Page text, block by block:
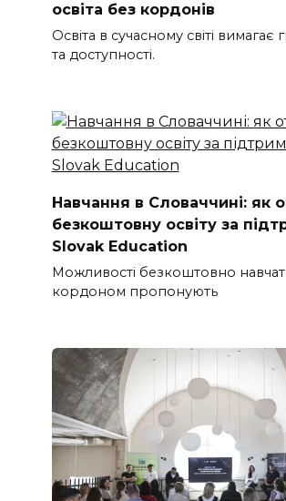
освіта без кордонів
Освіта в сучасному світі вимагає
та доступності.
Навчання в Словаччині: як
безкоштовну освіту за
Slovak Education
Можливості безкоштовно
кордоном пропонують